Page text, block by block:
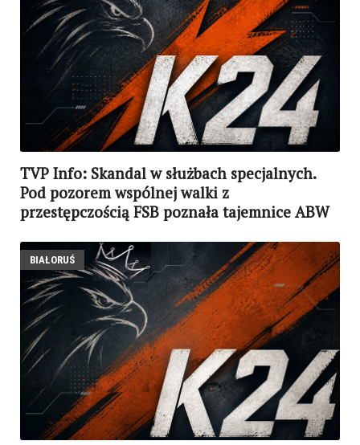
TVP Info: Skandal w służbach specjalnych.
Pod pozorem wspólnej walki z
przestępczością FSB poznała tajemnice ABW
BIAŁORUŚ